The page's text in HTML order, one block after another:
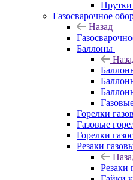
Прутки
Газосварочное
Назад
Баллоны
Горелки
Газовые
Горелки
Резаки
Резаки